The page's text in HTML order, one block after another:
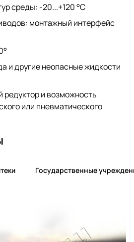
среды: -20...+120 °C
монтажный интерфейс
и другие неопасные жидкости
редуктор и возможность
или пневматического
Государственные